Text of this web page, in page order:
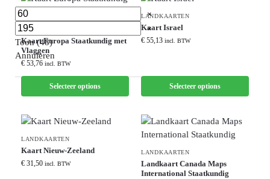
CONTINENTKAARTEN
Kaart Europa Staatkundig met
Vlaggen
€ 53,76 incl. BTW
Selecteer options
LANDKAARTEN
Kaart Israel
€ 55,13 incl. BTW
Selecteer options
LANDKAARTEN
Kaart Nieuw-Zeeland
€ 31,50 incl. BTW
LANDKAARTEN
Landkaart Canada Maps
International Staatkundig
×
×
Toon(48)
Annuleren